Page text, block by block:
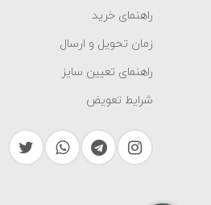
راهنمای خرید
زمان تحویل و ارسال
راهنمای تعیین سایز
شرایط تعویض